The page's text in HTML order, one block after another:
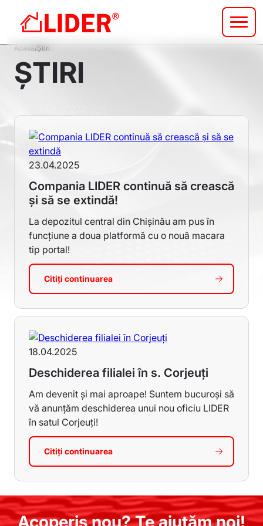
conținutul
principal
Breadcrumb
Acasă Știri
ȘTIRI
23.04.2025
Compania LIDER continuă să crească
și să se extindă!
La depozitul central din Chișinău am pus în
funcțiune a doua platformă cu o nouă macara
tip portal!
Citiți continuarea despre Compania LIDER continuă să
18.04.2025
Deschiderea filialei în s. Corjeuți
Am devenit și mai aproape! Suntem bucuroși să
vă anunțăm deschiderea unui nou oficiu LIDER
în satul Corjeuți!
Citiți continuarea despre Deschiderea filialei în s.
Acoperiș nou? Te ajutăm noi!